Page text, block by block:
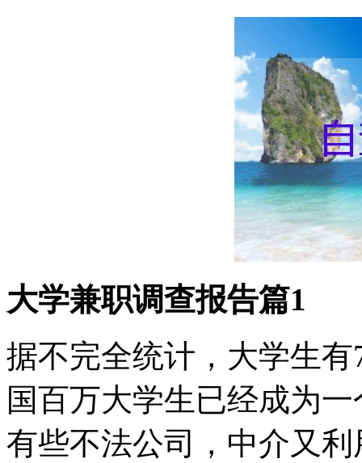
大学兼职调查报告篇1
据不完全统计，大学生
国百万大学生已经成为
有些不法公司，中介又